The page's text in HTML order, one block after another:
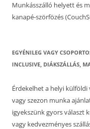
Munkásszálló helyett és
kanapé-szörfözés
EGYÉNILEG VAGY
INCLUSIVE, DIÁKSZÁLLÁS,
Érdekelhet a helyi külföldi
vagy szezon munka
igyekszünk gyors választ
vagy kedvezményes